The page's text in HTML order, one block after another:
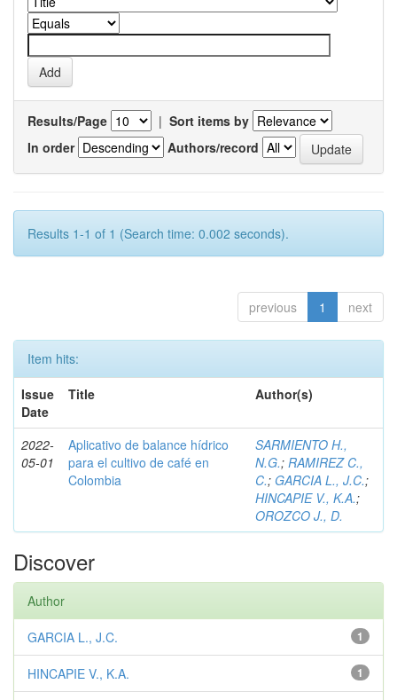
Results/Page | Sort items by
In order
Authors/record
Results 1-1 of 1 (Search time: 0.002 seconds).
previous 1 next
Item hits:
Issue
Date
Title Author(s)
2022-
05-01
Aplicativo de balance hídrico
para el cultivo de café en
Colombia
SARMIENTO H.,
N.G.; RAMIREZ C.,
C.; GARCIA L., J.C.;
HINCAPIE V., K.A.;
OROZCO J., D.
Discover
Author
1
GARCIA L., J.C.
1
HINCAPIE V., K.A.